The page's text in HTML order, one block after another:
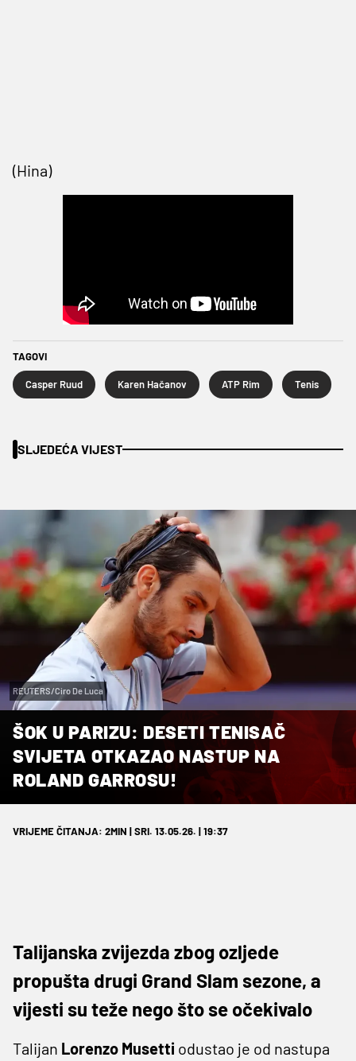
(Hina)
TAGOVI
Casper Ruud Karen Hačanov ATP Rim Tenis
SLJEDEĆA VIJEST
REUTERS/Ciro De Luca
ŠOK U PARIZU: DESETI TENISAČ
SVIJETA OTKAZAO NASTUP NA
ROLAND GARROSU!
VRIJEME ČITANJA: 2MIN | SRI. 13.05.26. | 19:37
Talijanska zvijezda zbog ozljede
propušta drugi Grand Slam sezone, a
vijesti su teže nego što se očekivalo
Talijan Lorenzo Musetti odustao je od nastupa